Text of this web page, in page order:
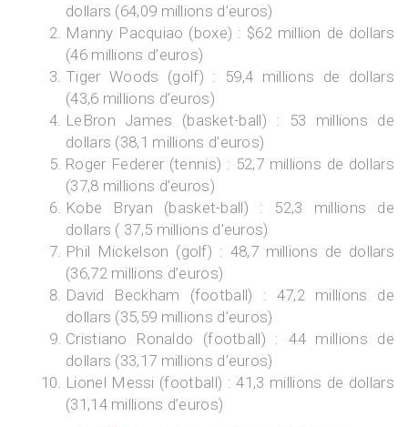
dollars (64,09 millions d’euros)
Manny Pacquiao (boxe) : $62 million de dollars
(46 millions d’euros)
Tiger Woods (golf) : 59,4 millions de dollars
(43,6 millions d’euros)
LeBron James (basket-ball) : 53 millions de
dollars (38,1 millions d’euros)
Roger Federer (tennis) : 52,7 millions de dollars
(37,8 millions d’euros)
Kobe Bryan (basket-ball) : 52,3 millions de
dollars ( 37,5 millions d’euros)
Phil Mickelson (golf) : 48,7 millions de dollars
(36,72 millions d’euros)
David Beckham (football) : 47,2 millions de
dollars (35,59 millions d’euros)
Cristiano Ronaldo (football) : 44 millions de
dollars (33,17 millions d’euros)
Lionel Messi (football) : 41,3 millions de dollars
(31,14 millions d’euros)